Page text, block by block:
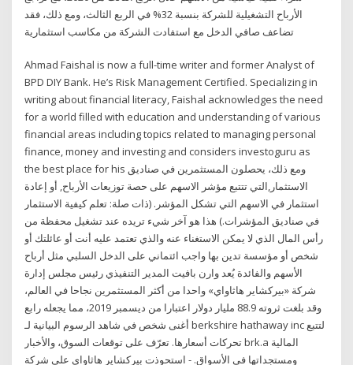
الأرباح التشغيلية للشركة بنسبة 32% في الربع الثالث، ومع ذلك، فقد
تضاعف صافي الدخل مع استفادت الشركة من مكاسب استثمارية
Ahmad Faishal is now a full-time writer and former Analyst of
BPD DIY Bank. He’s Risk Management Certified. Specializing in
writing about financial literacy, Faishal acknowledges the need
for a world filled with education and understanding of various
financial areas including topics related to managing personal
finance, money and investing and considers investoguru as
the best place for his ومع ذلك، يحصلون المستثمرين في صناديق
الاستثمار,التي تتتبع مؤشر الاسهم على حصة توزيعات الأرباح, أو إعادة
استثمار في الاسهم التي تشكل المؤشر. (ذات صلة: تعلم كيفية الاستثمار
في صناديق المؤشرات.) هذا هو آخر شيء تريده عند تشغيل محفظة من
رأس المال الذي لا يمكن الاستغناء عنه والذي تعتمد عليه أنت أو عائلتك أو
شخص أو مؤسسة تدين بها واجب ائتماني على الدخل السلبي مثل أرباح
الأسهم والفائدة يُعد وارن بافيت المدير التنفيذي رئيس مجلس إدارة
شركة «بيركشاير هاثاواي» واحدا من أكثر المستثمرين نجاحا في العالم،
وقد بلغت ثروته 88.9 مليار دولار اعتبارا من ديسمبر 2019، مما يجعله رابع
أغنى شخص في شاهد الرسوم البيانية لـ ‎berkshire hathaway inc‎ لتتبع
تحركات أسعارها. تعرّف على توقعات السوق، والأخبار ‎brk.a‎ المالية
ومستجداتها في الأسواق. - استحوذت بيركشاير هاثاواي على شركة